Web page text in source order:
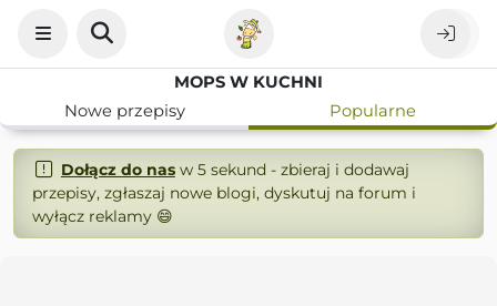
MOPS W KUCHNI
Nowe przepisy
Popularne
Dołącz do nasw 5 sekund - zbieraj i dodawaj
przepisy, zgłaszaj nowe blogi, dyskutuj na forum i
wyłącz reklamy 😄